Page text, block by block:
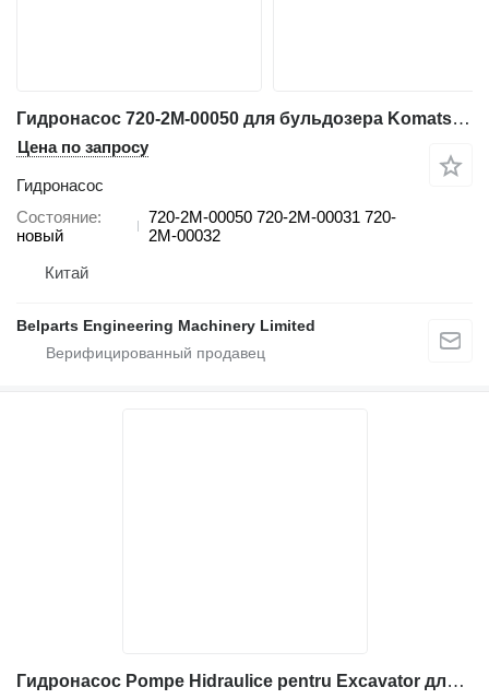
Гидронасос 720-2M-00050 для бульдозера Komatsu D31EX-21 D31PX-21 D37PX-21 D37EX-21
Цена по запросу
Гидронасос
Состояние
новый
720-2M-00050 720-2M-00031 720-
2M-00032
Китай
Belparts Engineering Machinery Limited
Гидронасос Pompe Hidraulice pentru Excavator для строительной техники Komatsu WB91R-2